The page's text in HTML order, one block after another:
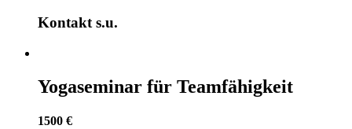
Kontakt s.u.
Yogaseminar für Teamfähigkeit
1500 €